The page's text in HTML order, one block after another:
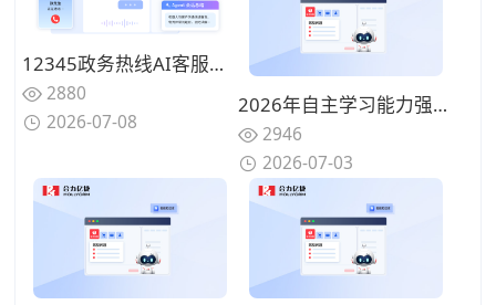
12345政务热线AI客服机器人推荐：工单自动流转+舆情分析能力
2880
2026-07-08
2026年自主学习能力强的AI客服机器人推荐：谁能实现"越用越聪明"？
2946
2026-07-03